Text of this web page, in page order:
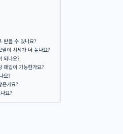
받을 수 있나요?
이 시세가 더 높나요?
되나요?
매입이 가능한가요?
요?
은가요?
요?